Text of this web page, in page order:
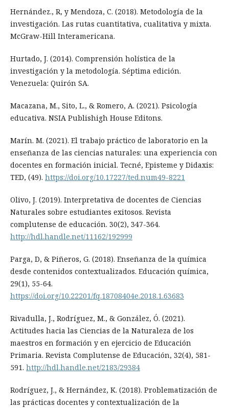
Hernández., R, y Mendoza, C. (2018). Metodología de la
investigación. Las rutas cuantitativa, cualitativa y mixta.
McGraw-Hill Interamericana.
Hurtado, J. (2014). Comprensión holística de la
investigación y la metodología. Séptima edición.
Venezuela: Quirón SA.
Macazana, M., Sito, L., & Romero, A. (2021). Psicología
educativa. NSIA Publishigh House Editons.
Marín. M. (2021). El trabajo práctico de laboratorio en la
enseñanza de las ciencias naturales: una experiencia con
docentes en formación inicial. Tecné, Episteme y Didaxis:
TED, (49). https://doi.org/10.17227/ted.num49-8221
Olivo, J. (2019). Interpretativa de docentes de Ciencias
Naturales sobre estudiantes exitosos. Revista
complutense de educación. 30(2), 347-364.
http://hdl.handle.net/11162/192999
Parga, D, & Piñeros, G. (2018). Enseñanza de la química
desde contenidos contextualizados. Educación química,
29(1), 55-64.
https://doi.org/10.22201/fq.18708404e.2018.1.63683
Rivadulla, J., Rodríguez, M., & González, Ó. (2021).
Actitudes hacia las Ciencias de la Naturaleza de los
maestros en formación y en ejercicio de Educación
Primaria. Revista Complutense de Educación, 32(4), 581-
591. http://hdl.handle.net/2183/29384
Rodríguez, J., & Hernández, K. (2018). Problematización de
las prácticas docentes y contextualización de la